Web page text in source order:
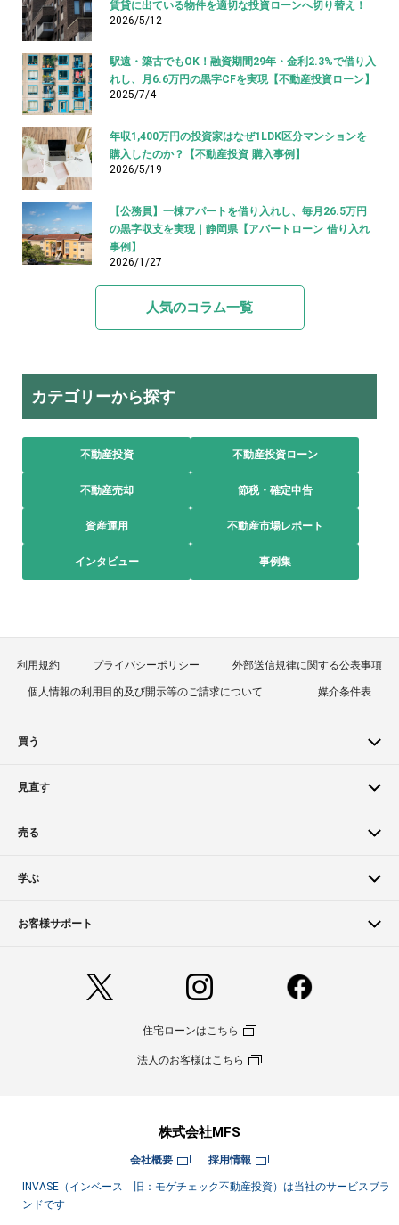
賃貸に出ている物件を適切な投資ローンへ切り替え！
2026/5/12
駅遠・築古でもOK！融資期間29年・金利2.3%で借り入
れし、月6.6万円の黒字CFを実現【不動産投資ローン】
2025/7/4
年収1,400万円の投資家はなぜ1LDK区分マンションを
購入したのか？【不動産投資 購入事例】
2026/5/19
【公務員】一棟アパートを借り入れし、毎月26.5万円
の黒字収支を実現｜静岡県【アパートローン 借り入れ
事例】
2026/1/27
人気のコラム一覧
カテゴリーから探す
不動産投資 不動産投資ローン
不動産売却 節税・確定申告
資産運用 不動産市場レポート
インタビュー 事例集
利用規約 プライバシーポリシー 外部送信規律に関する公表事項
個人情報の利用目的及び開示等のご請求について 媒介条件表
買う
見直す
売る
学ぶ
お客様サポート
住宅ローンはこちら
法人のお客様はこちら
株式会社MFS
会社概要 採用情報
INVASE（インベース 旧：モゲチェック不動産投資）は当社のサービスブラ
ンドです